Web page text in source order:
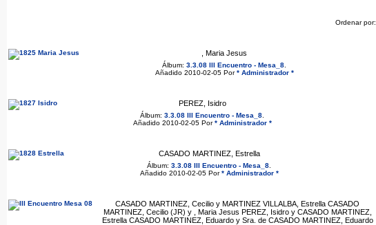
Ordenar por:
, Maria Jesus
Álbum: 3.3.08 III Encuentro - Mesa_8
Añadido 2010-02-05 Por* Administrador *
PEREZ, Isidro
Álbum: 3.3.08 III Encuentro - Mesa_8
Añadido 2010-02-05 Por* Administrador *
CASADO MARTINEZ, Estrella
Álbum: 3.3.08 III Encuentro - Mesa_8
Añadido 2010-02-05 Por* Administrador *
CASADO MARTINEZ, Cecilio y MARTINEZ VILLALBA, Estrella CASADO
MARTINEZ, Cecilio (JR) y , Maria Jesus PEREZ, Isidro y CASADO MARTINEZ,
Estrella CASADO MARTINEZ, Eduardo y Sra. de CASADO MARTINEZ, Eduardo